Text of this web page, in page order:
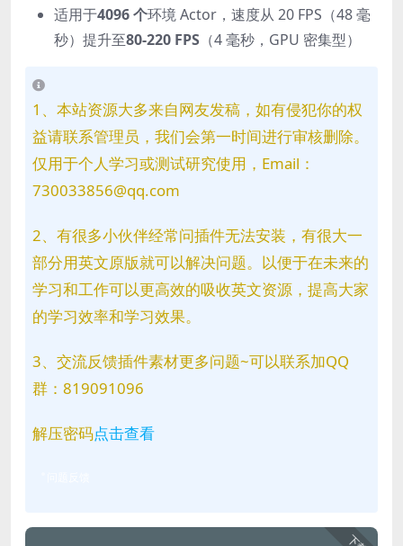
适用于4096 个环境 Actor，速度从 20 FPS（48 毫
秒）提升至80-220 FPS （4 毫秒，GPU 密集型）
1、本站资源大多来自网友发稿，如有侵犯你的权
益请联系管理员，我们会第一时间进行审核删除。
仅用于个人学习或测试研究使用，Email：
730033856@qq.com
2、有很多小伙伴经常问插件无法安装，有很大一
部分用英文原版就可以解决问题。以便于在未来的
学习和工作可以更高效的吸收英文资源，提高大家
的学习效率和学习效果。
3、交流反馈插件素材更多问题~可以联系加QQ
群：819091096
解压密码点击查看